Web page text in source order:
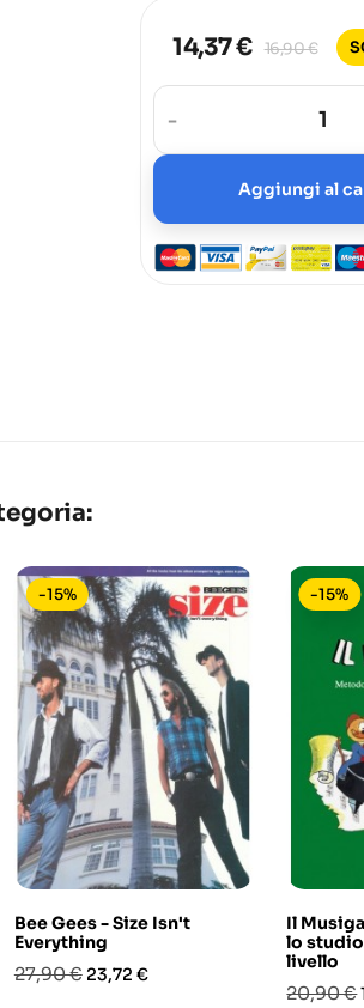
14,37 € 16,90 €
-
Aggiungi al
Bee Gees - Size Isn't
Everything
Prezzo
27,90 € Prezzo
23,72 €
-15%
Il
lo
livello
Prezzo
20,90 €
-15%